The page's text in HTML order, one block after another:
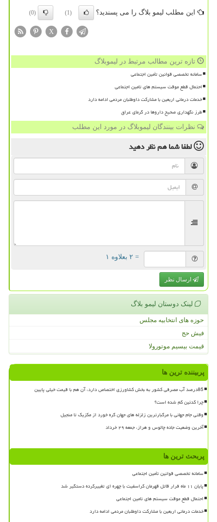
این مطلب لیمو بلاگ را می پسندید؟ (1)
(0)
X
تازه ترین مطالب مرتبط در لیموبلاگ
سامانه تخصصی قوانین تأمین اجتماعی
احتمال قطع موقت سیستم های تامین اجتماعی
خدمات درمانی اربعین با مشارکت داوطلبان مردمی ادامه دارد
طرز نگهداری صحیح داروها در گرمای عراق
نظرات بینندگان لیموبلاگ در مورد این مطلب
لطفا شما همنظر دهید
= ۲ بعلاوه ۱
ارسال نظر
لینک دوستان لیمو بلاگ
حوزه های انتخابیه مجلس
فیش حج
قیمت بیسیم موتورولا
پربیننده ترین ها
85درصد آب مصرفی کشور به بخش کشاورزی اختصاص دارد، آن هم با قیمت خیلی پایین
چرا کدئین کم شده است؟
وقتی جام جهانی با مرگبارترین زلزله های جهان گره خورد از مکزیک تا منجیل
آخرین وضعیت جاده چالوس و هراز، جمعه ۲۹ خرداد
پربحث ترین ها
سامانه تخصصی قوانین تأمین اجتماعی
پایان ۱۱ ماه فرار قاتل قهرمان کراسفیت با چهره ای تغییرکرده دستگیر شد
احتمال قطع موقت سیستم های تامین اجتماعی
خدمات درمانی اربعین با مشارکت داوطلبان مردمی ادامه دارد